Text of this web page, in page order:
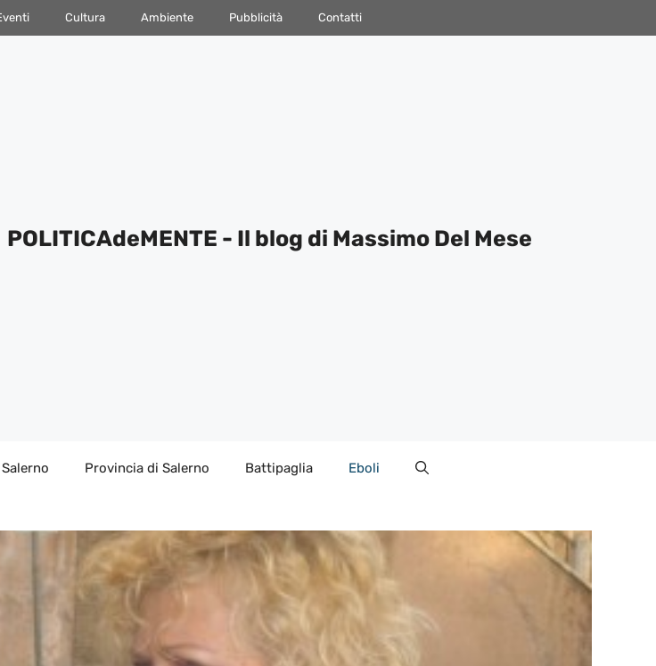
Cultura Ambiente Pubblicità Contatti
POLITICAdeMENTE - Il blog di Massimo Del Mese
Salerno Provincia di Salerno Battipaglia Eboli